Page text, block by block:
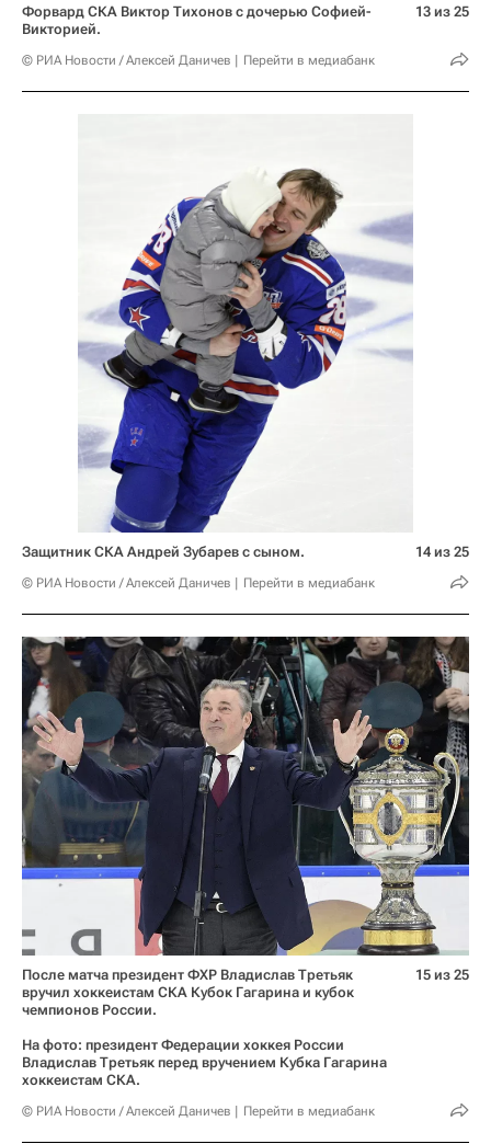
Форвард СКА Виктор Тихонов с дочерью Софией-
Викторией.
© РИА Новости / Алексей Даничев Перейти в медиабанк
13 из 25
Защитник СКА Андрей Зубарев с сыном.
© РИА Новости / Алексей Даничев Перейти в медиабанк
14 из 25
После матча президент ФХР Владислав Третьяк
вручил хоккеистам СКА Кубок Гагарина и кубок
чемпионов России.
На фото: президент Федерации хоккея России
Владислав Третьяк перед вручением Кубка Гагарина
хоккеистам СКА.
© РИА Новости / Алексей Даничев Перейти в медиабанк
15 из 25